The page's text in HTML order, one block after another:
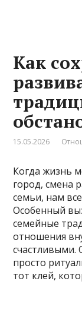
Как
15.05.2026
Когда жизнь
город, смена
семьи, нам
Особенный
семейные
отношения
просто
тот клей,